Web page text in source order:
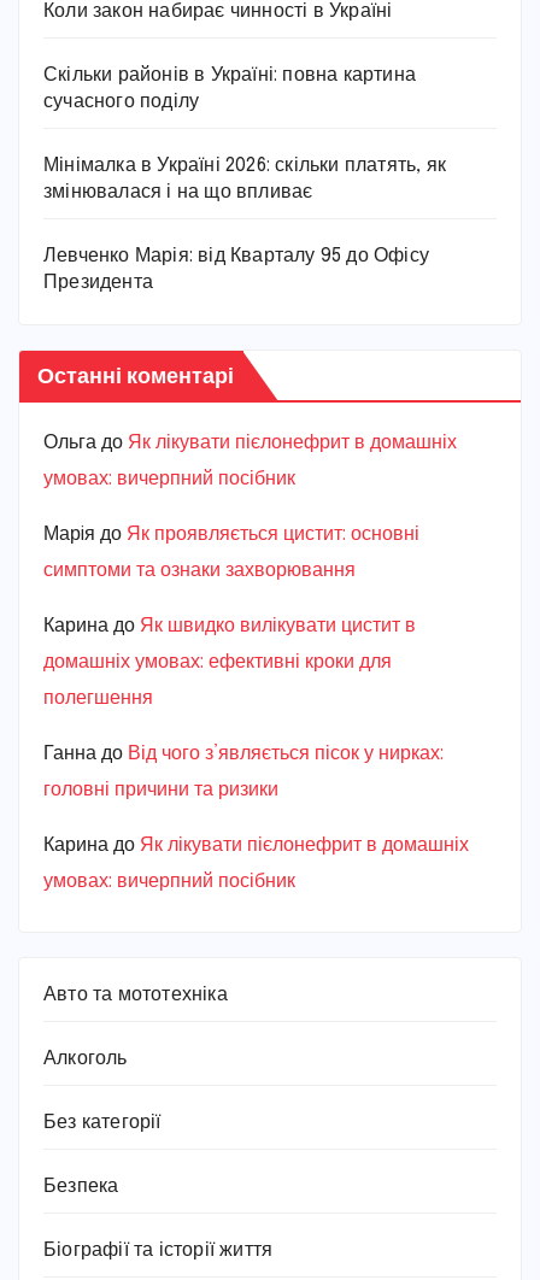
Коли закон набирає чинності в Україні
Скільки районів в Україні: повна картина
сучасного поділу
Мінімалка в Україні 2026: скільки платять, як
змінювалася і на що впливає
Левченко Марія: від Кварталу 95 до Офісу
Президента
Останні коментарі
Ольга до Як лікувати пієлонефрит в домашніх
умовах: вичерпний посібник
Марiя до Як проявляється цистит: основні
симптоми та ознаки захворювання
Карина до Як швидко вилікувати цистит в
домашніх умовах: ефективні кроки для
полегшення
Ганна до Від чого з’являється пісок у нирках:
головні причини та ризики
Карина до Як лікувати пієлонефрит в домашніх
умовах: вичерпний посібник
Авто та мототехніка
Алкоголь
Без категорії
Безпека
Біографії та історії життя